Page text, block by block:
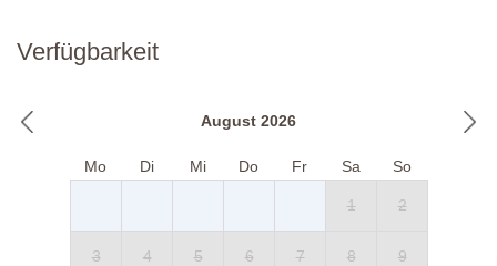
Verfügbarkeit
August 2026
Mo Di Mi Do Fr Sa So
1 2
3 4 5 6 7 8 9